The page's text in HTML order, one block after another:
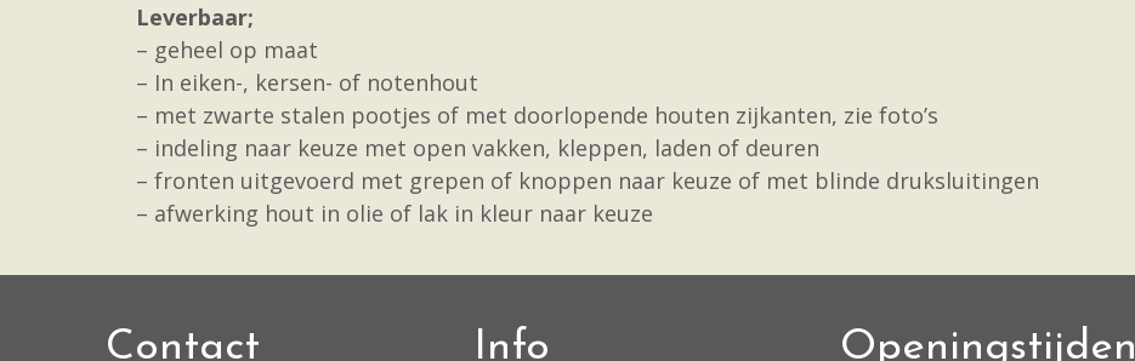
Leverbaar;
– geheel op maat
– In eiken-, kersen- of notenhout
– met zwarte stalen pootjes of met doorlopende houten zijkanten, zie foto’s
– indeling naar keuze met open vakken, kleppen, laden of deuren
– fronten uitgevoerd met grepen of knoppen naar keuze of met blinde druksluitingen
– afwerking hout in olie of lak in kleur naar keuze
Contact Info Openingstijden